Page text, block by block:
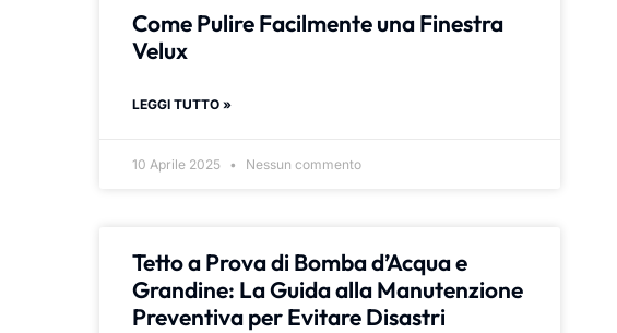
Come Pulire Facilmente una Finestra
Velux
LEGGI TUTTO »
10 Aprile 2025 Nessun commento
Tetto a Prova di Bomba d’Acqua e
Grandine: La Guida alla Manutenzione
Preventiva per Evitare Disastri